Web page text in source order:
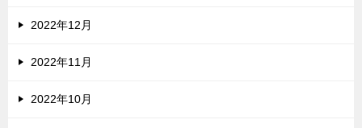
2022年12月
2022年11月
2022年10月